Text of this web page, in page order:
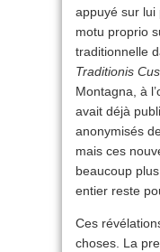
appuyé sur
motu proprio
traditionnelle
Traditionis
Montagna, à
avait déjà
anonymisés
mais ces
beaucoup
entier reste
Ces
choses. La